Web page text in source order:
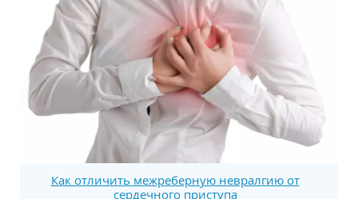
Как отличить межреберную невралгию от
сердечного приступа